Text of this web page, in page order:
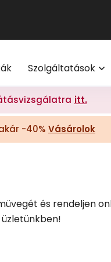
Szolgáltatások
Olvasó- és
Érdekességek
Tippek a
GYIK
itt.
-40% Vásárolok
és rendeljen